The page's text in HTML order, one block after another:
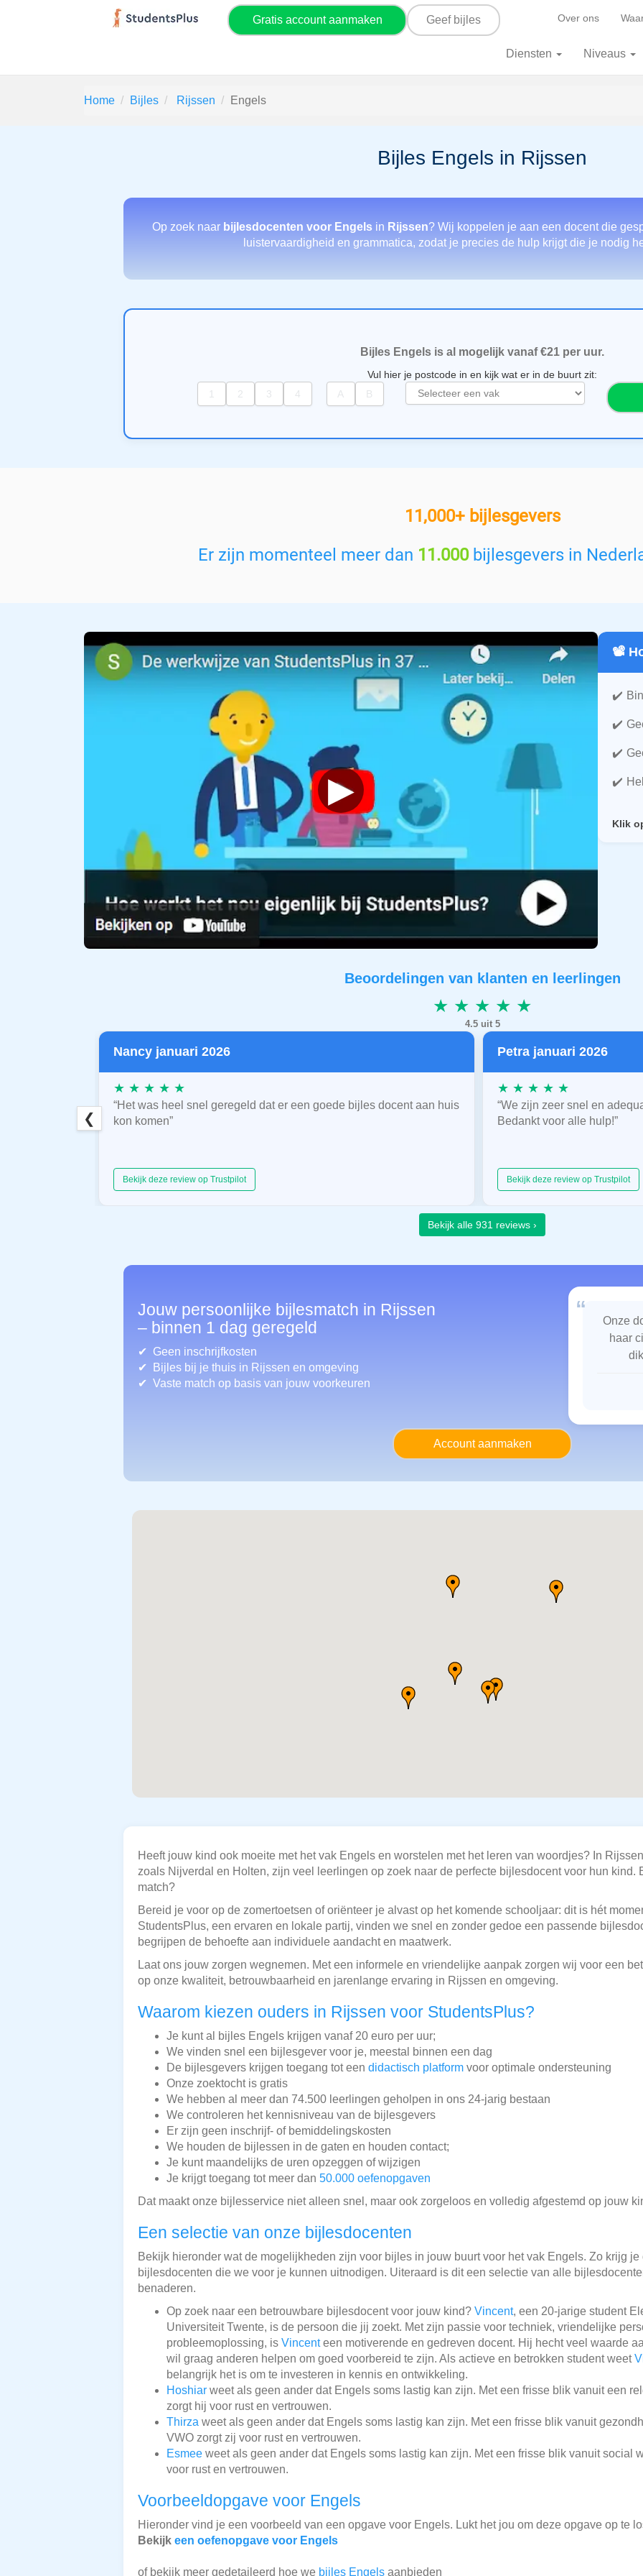
Gratis account aanmaken Geef bijles Over ons
Diensten Niveaus
Home Bijles Rijssen Engels
Bijles Engels in Rijssen
Op zoek naar bijlesdocenten voor Engelsin Rijssen? Wij koppelen je aan een docent die
luistervaardigheid en grammatica, zodat je precies de hulp krijgt die je nodig
Bijles Engels is al mogelijk vanaf €21 per uur.
Vul hier je postcode in en kijk wat er in de buurt zit:
e
e
n
11,000+ bijlesgevers
Er zijn momenteel meer dan 11.000bijlesgevers in
▶
📽️
Klik
Beoordelingen van klanten en leerlingen
★ ★ ★ ★ ★
4.5 uit 5
Nancy januari 2026
★ ★ ★ ★ ★
“Het was heel snel geregeld dat er een goede bijles docent aan huis
kon komen”
Bekijk deze review op Trustpilot
Petra januari 2026
★ ★ ★ ★ ★
“We zijn zeer snel en
Bedankt voor alle hulp!”
Bekijk deze review op Trustpilot
❮
Bekijk alle 931 reviews ›
Jouw persoonlijke bijlesmatch in Rijssen
– binnen 1 dag geregeld
Geen inschrijfkosten
Bijles bij je thuis in Rijssen en omgeving
Vaste match op basis van jouw voorkeuren
“
Onze
haar
Account aanmaken
Heeft jouw kind ook moeite met het vak Engels en worstelen met het leren van woordjes? In
zoals Nijverdal en Holten, zijn veel leerlingen op zoek naar de perfecte bijlesdocent voor hun kind.
match?
Bereid je voor op de zomertoetsen of oriënteer je alvast op het komende schooljaar: dit is hét
StudentsPlus, een ervaren en lokale partij, vinden we snel en zonder gedoe een passende
begrijpen de behoefte aan individuele aandacht en maatwerk.
Laat ons jouw zorgen wegnemen. Met een informele en vriendelijke aanpak zorgen wij voor een
op onze kwaliteit, betrouwbaarheid en jarenlange ervaring in Rijssen en omgeving.
Waarom kiezen ouders in Rijssen voor StudentsPlus?
Je kunt al bijles Engels krijgen vanaf 20 euro per uur;
We vinden snel een bijlesgever voor je, meestal binnen een dag
De bijlesgevers krijgen toegang tot een didactisch platform voor optimale ondersteuning
Onze zoektocht is gratis
We hebben al meer dan 74.500 leerlingen geholpen in ons 24-jarig bestaan
We controleren het kennisniveau van de bijlesgevers
Er zijn geen inschrijf- of bemiddelingskosten
We houden de bijlessen in de gaten en houden contact;
Je kunt maandelijks de uren opzeggen of wijzigen
Je krijgt toegang tot meer dan 50.000 oefenopgaven
Dat maakt onze bijlesservice niet alleen snel, maar ook zorgeloos en volledig afgestemd op jouw
Een selectie van onze bijlesdocenten
Bekijk hieronder wat de mogelijkheden zijn voor bijles in jouw buurt voor het vak Engels. Zo krijg
bijlesdocenten die we voor je kunnen uitnodigen. Uiteraard is dit een selectie van alle
benaderen.
Op zoek naar een betrouwbare bijlesdocent voor jouw kind? Vincent, een 20-jarige student
Universiteit Twente, is de persoon die jij zoekt. Met zijn passie voor techniek, vriendelijke
probleemoplossing, is Vincenteen motiverende en gedreven docent. Hij hecht veel waarde
wil graag anderen helpen om goed voorbereid te zijn. Als actieve en betrokken student weet
belangrijk het is om te investeren in kennis en ontwikkeling.
Hoshiar weet als geen ander dat Engels soms lastig kan zijn. Met een frisse blik vanuit een
zorgt hij voor rust en vertrouwen.
Thirza weet als geen ander dat Engels soms lastig kan zijn. Met een frisse blik vanuit
VWO zorgt zij voor rust en vertrouwen.
Esmee weet als geen ander dat Engels soms lastig kan zijn. Met een frisse blik vanuit social
voor rust en vertrouwen.
Voorbeeldopgave voor Engels
Hieronder vind je een voorbeeld van een opgave voor Engels. Lukt het jou om deze opgave op te
Bekijk een oefenopgave voor Engels
of bekijk meer gedetaileerd hoe we bijles Engels aanbieden